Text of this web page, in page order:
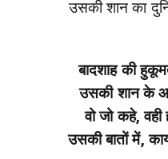
उसकी शान का
बादशाह की
उसकी शान के
वो जो कहे,
उसकी बातों में,